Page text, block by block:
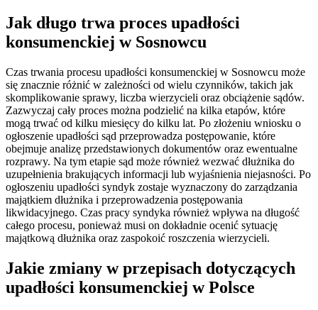
Jak długo trwa proces upadłości
konsumenckiej w Sosnowcu
Czas trwania procesu upadłości konsumenckiej w Sosnowcu może
się znacznie różnić w zależności od wielu czynników, takich jak
skomplikowanie sprawy, liczba wierzycieli oraz obciążenie sądów.
Zazwyczaj cały proces można podzielić na kilka etapów, które
mogą trwać od kilku miesięcy do kilku lat. Po złożeniu wniosku o
ogłoszenie upadłości sąd przeprowadza postępowanie, które
obejmuje analizę przedstawionych dokumentów oraz ewentualne
rozprawy. Na tym etapie sąd może również wezwać dłużnika do
uzupełnienia brakujących informacji lub wyjaśnienia niejasności. Po
ogłoszeniu upadłości syndyk zostaje wyznaczony do zarządzania
majątkiem dłużnika i przeprowadzenia postępowania
likwidacyjnego. Czas pracy syndyka również wpływa na długość
całego procesu, ponieważ musi on dokładnie ocenić sytuację
majątkową dłużnika oraz zaspokoić roszczenia wierzycieli.
Jakie zmiany w przepisach dotyczących
upadłości konsumenckiej w Polsce